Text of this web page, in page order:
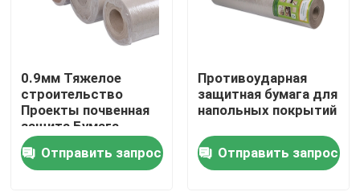
Временный крен предохранения от пола
Предохранение от пола бумаги Kraft
Бумага покрытия пола конструкции
0.9мм Тяжелое
строительство
Проекты почвенная
защита Бумага
Декорация Готовый
защитный материал
для пола
Отправить запрос
Противоударная
защитная бумага для
напольных покрытий
Отправить запрос